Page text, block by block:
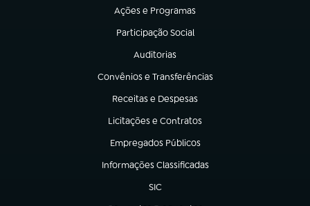
Ações e Programas
(abre em nova aba)
Participação Social
(abre em nova aba)
Auditorias
(abre em nova aba)
Convênios e Transferências
(abre em nova aba)
Receitas e Despesas
(abre em nova aba)
Licitações e Contratos
(abre em nova aba)
Empregados Públicos
(abre em nova aba)
Informações Classificadas
(abre em nova aba)
SIC
(abre em nova aba)